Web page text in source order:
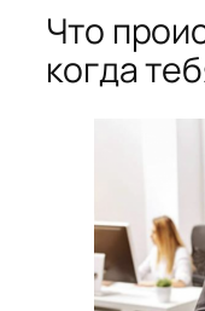
Что
когда